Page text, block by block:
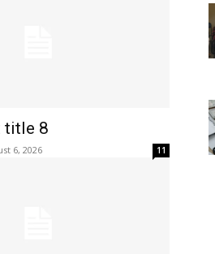
title 8
6, 2026 11